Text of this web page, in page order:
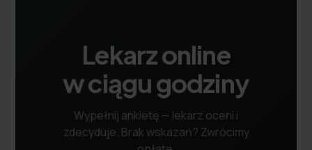
Lekarz online
w ciągu godziny
Wypełnij ankietę — lekarz oceni i
zdecyduje. Brak wskazań? Zwrócimy